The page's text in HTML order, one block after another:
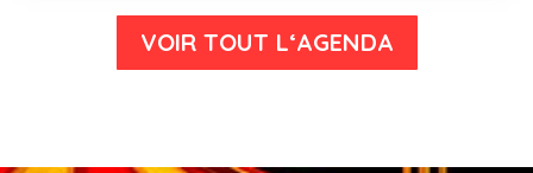
VOIR TOUT L‘AGENDA